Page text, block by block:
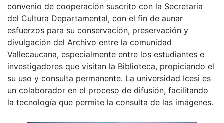
convenio de cooperación suscrito con la Secretaria
del Cultura Departamental, con el fin de aunar
esfuerzos para su conservación, preservación y
divulgación del Archivo entre la comunidad
Vallecaucana, especialmente entre los estudiantes e
investigadores que visitan la Biblioteca, propiciando el
su uso y consulta permanente. La universidad Icesi es
un colaborador en el proceso de difusión, facilitando
la tecnología que permite la consulta de las imágenes.